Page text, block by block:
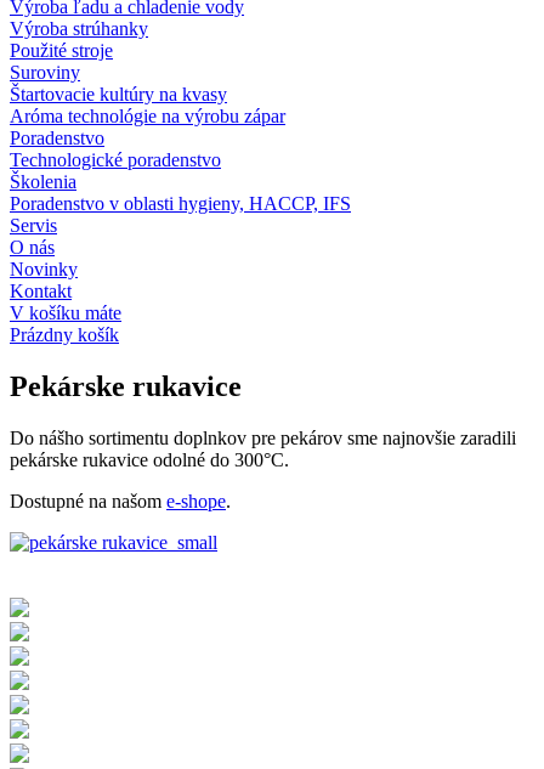
Výroba ľadu a chladenie vody
Výroba strúhanky
Použité stroje
Suroviny
Štartovacie kultúry na kvasy
Aróma technológie na výrobu zápar
Poradenstvo
Technologické poradenstvo
Školenia
Poradenstvo v oblasti hygieny, HACCP, IFS
Servis
O nás
Novinky
Kontakt
V košíku máte
Prázdny košík
Pekárske rukavice
Do nášho sortimentu doplnkov pre pekárov sme najnovšie zaradili
pekárske rukavice odolné do 300°C.
Dostupné na našom e-shope.